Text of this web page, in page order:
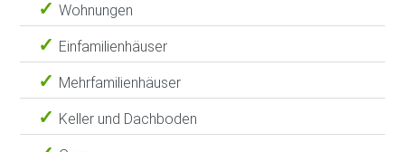
Wohnungen
Einfamilienhäuser
Mehrfamilienhäuser
Keller und Dachboden